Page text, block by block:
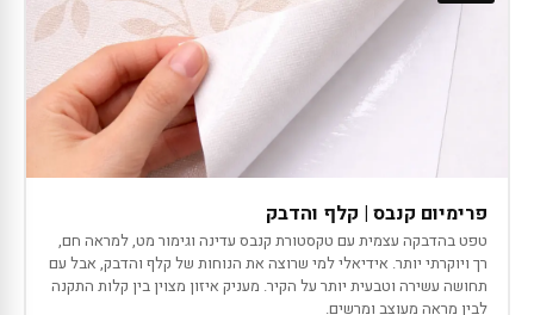
פרימיום קנבס | קלף והדבק
טפט בהדבקה עצמית עם טקסטורת קנבס עדינה וגימור מט, למראה חם,
רך ויוקרתי יותר. אידיאלי למי שרוצה את הנוחות של קלף והדבק, אבל עם
תחושה עשירה וטבעית יותר על הקיר. מעניק איזון מצוין בין קלות התקנה
לבין מראה מעוצב ומרשים.